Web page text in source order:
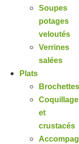
Soupes
potages
veloutés
Verrines
salées
Plats
Brochettes
et
crustacés